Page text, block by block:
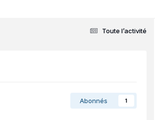
Toute l’activité
Abonnés 1